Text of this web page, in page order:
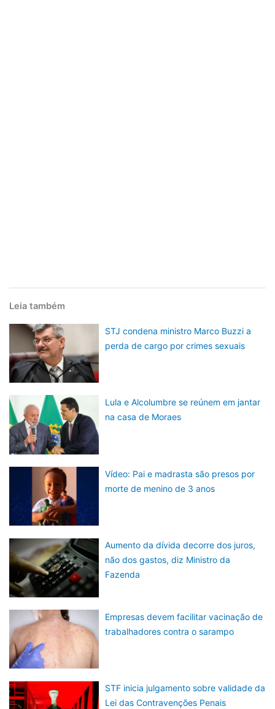
Leia também
STJ condena ministro Marco Buzzi a
perda de cargo por crimes sexuais
Lula e Alcolumbre se reúnem em jantar
na casa de Moraes
Vídeo: Pai e madrasta são presos por
morte de menino de 3 anos
Aumento da dívida decorre dos juros,
não dos gastos, diz Ministro da
Fazenda
Empresas devem facilitar vacinação de
trabalhadores contra o sarampo
STF inicia julgamento sobre validade da
Lei das Contravenções Penais